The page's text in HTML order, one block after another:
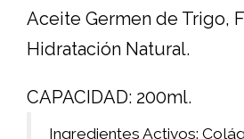
Aceite Germen de Trigo,
Hidratación Natural.
CAPACIDAD: 200ml.
Ingredientes Activos: